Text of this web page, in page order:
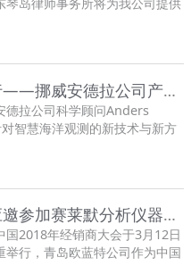
海洋大学之行——挪威安德拉公司产品技术交流会
德拉公司科学顾问Anders
智慧海洋观测的新技术与新方
青岛欧蓝特应邀参加赛莱默分析仪器中国2018经销商大会
国2018年经销商大会于3月12日
举行，青岛欧蓝特公司作为中国